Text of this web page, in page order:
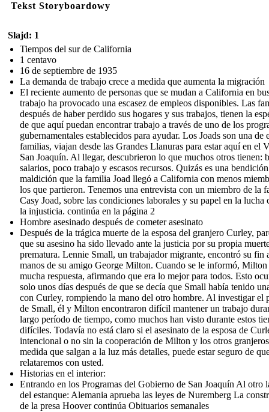
Tekst Storyboardowy
Slajd: 1
Tiempos del sur de California
1 centavo
16 de septiembre de 1935
La demanda de trabajo crece a medida que aumenta la migración
El reciente aumento de personas que se mudan a California en
trabajo ha provocado una escasez de empleos disponibles. Las
después de haber perdido sus hogares y sus trabajos, tienen la
de que aquí puedan encontrar trabajo a través de uno de los
gubernamentales establecidos para ayudar. Los Joads son una de
familias, viajan desde las Grandes Llanuras para estar aquí en el
San Joaquín. Al llegar, descubrieron lo que muchos otros tienen:
salarios, poco trabajo y escasos recursos. Quizás es una
maldición que la familia Joad llegó a California con menos
los que partieron. Tenemos una entrevista con un miembro de la
Casy Joad, sobre las condiciones laborales y su papel en la lucha
la injusticia. continúa en la página 2
Hombre asesinado después de cometer asesinato
Después de la trágica muerte de la esposa del granjero Curley,
que su asesino ha sido llevado ante la justicia por su propia
prematura. Lennie Small, un trabajador migrante, encontró su fin
manos de su amigo George Milton. Cuando se le informó,
mucha respuesta, afirmando que era lo mejor para todos. Esto
solo unos días después de que se decía que Small había tenido
con Curley, rompiendo la mano del otro hombre. Al investigar el
de Small, él y Milton encontraron difícil mantener un trabajo
largo período de tiempo, como muchos han visto durante estos
difíciles. Todavía no está claro si el asesinato de la esposa de
intencional o no sin la cooperación de Milton y los otros
medida que salgan a la luz más detalles, puede estar seguro de
relataremos con usted.
Historias en el interior:
Entrando en los Programas del Gobierno de San Joaquín Al otro
del estanque: Alemania aprueba las leyes de Nuremberg La
de la presa Hoover continúa Obituarios semanales